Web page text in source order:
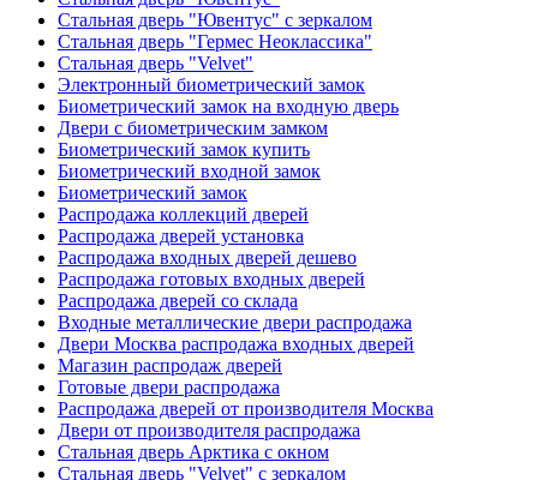
Стальная дверь "Ювентус" с зеркалом
Стальная дверь "Гермес Неоклассика"
Стальная дверь "Velvet"
Электронный биометрический замок
Биометрический замок на входную дверь
Двери с биометрическим замком
Биометрический замок купить
Биометрический входной замок
Биометрический замок
Распродажа коллекций дверей
Распродажа дверей установка
Распродажа входных дверей дешево
Распродажа готовых входных дверей
Распродажа дверей со склада
Входные металлические двери распродажа
Двери Москва распродажа входных дверей
Магазин распродаж дверей
Готовые двери распродажа
Распродажа дверей от производителя Москва
Двери от производителя распродажа
Стальная дверь Арктика с окном
Стальная дверь "Velvet" с зеркалом